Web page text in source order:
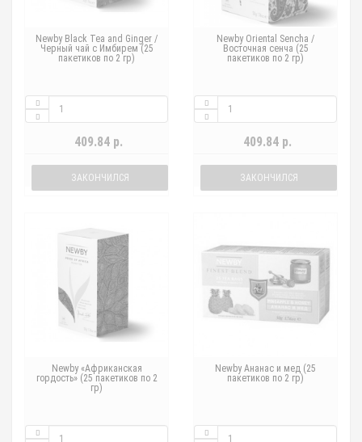
Newby Black Tea and Ginger /
Черный чай с Имбирем (25
пакетиков по 2 гр)
409.84 р.
ЗАКОНЧИЛСЯ
Newby Oriental Sencha /
Восточная сенча (25
пакетиков по 2 гр)
409.84 р.
ЗАКОНЧИЛСЯ
Newby «Африканская
гордость» (25 пакетиков по 2
гр)
Newby Ананас и мед (25
пакетиков по 2 гр)